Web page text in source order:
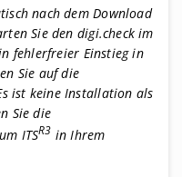
nach dem Download
Sie den digi.check im
fehlerfreier Einstieg in
Sie auf die
ist keine Installation als
Sie die
ITSR3 in Ihrem